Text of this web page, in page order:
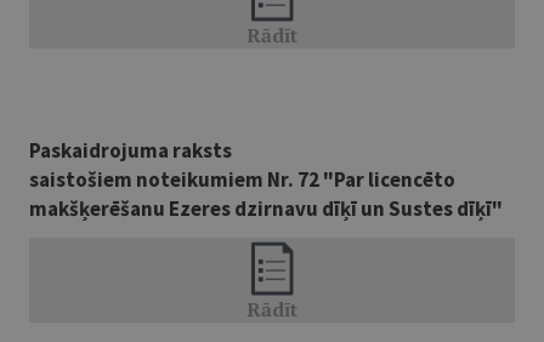
Paskaidrojuma raksts
saistošiem noteikumiem Nr. 72 "Par licencēto
makšķerēšanu Ezeres dzirnavu dīķī un Sustes dīķī"